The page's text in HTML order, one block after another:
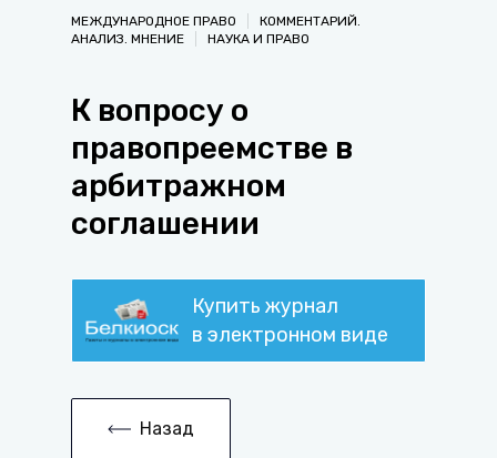
МЕЖДУНАРОДНОЕ ПРАВО
КОММЕНТАРИЙ.
АНАЛИЗ. МНЕНИЕ
НАУКА И ПРАВО
К вопросу о
правопреемстве в
арбитражном
соглашении
Купить журнал
в электронном виде
Назад